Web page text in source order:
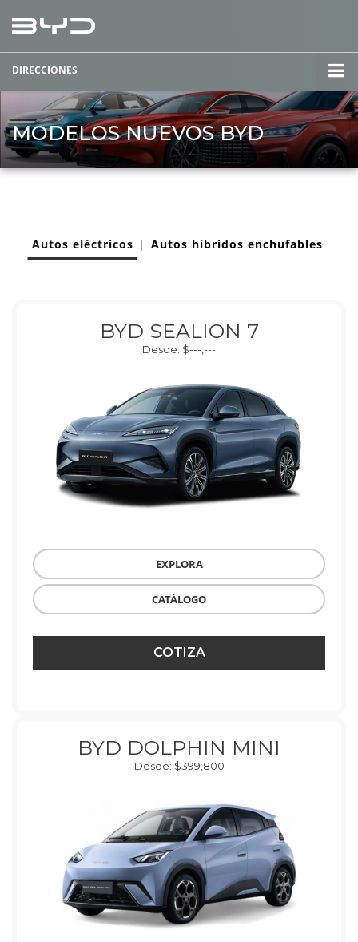
DIRECCIONES
MODELOS NUEVOS BYD
Autos eléctricos | Autos híbridos enchufables
BYD SEALION 7
Desde: $---,---
EXPLORA
CATÁLOGO
COTIZA
BYD DOLPHIN MINI
Desde: $399,800